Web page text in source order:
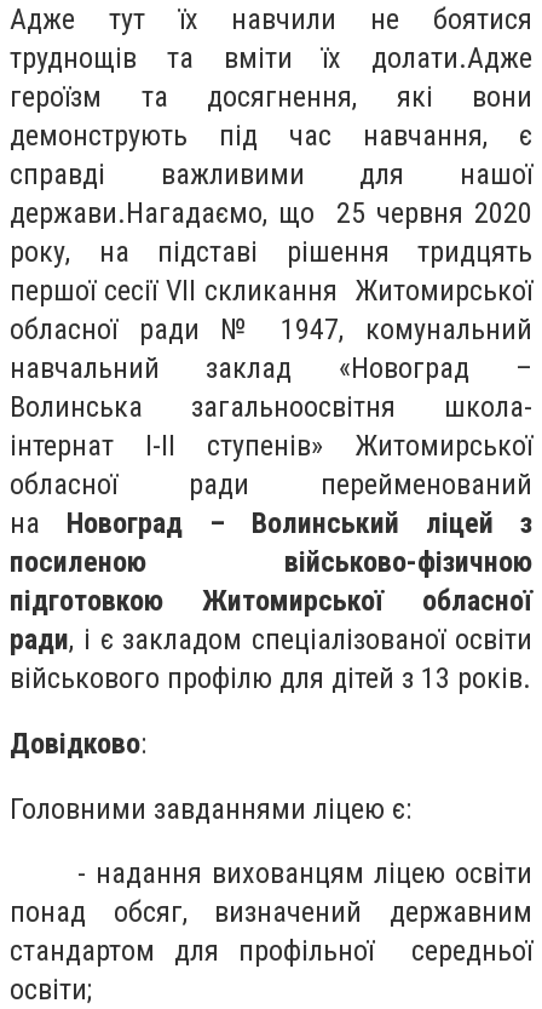
Адже тут їх навчили не боятися
труднощів та вміти їх долати.Адже
героїзм та досягнення, які вони
демонструють під час навчання, є
справді важливими для нашої
держави.Нагадаємо, що 25 червня 2020
року, на підставі рішення тридцять
першої сесії VІІ скликання Житомирської
обласної ради № 1947, комунальний
навчальний заклад «Новоград –
Волинська загальноосвітня школа-
інтернат І-ІІ ступенів» Житомирської
обласної ради перейменований
на Новоград – Волинський ліцей з
посиленою військово-фізичною
підготовкою Житомирської обласної
ради, і є закладом спеціалізованої освіти
військового профілю для дітей з 13 років.
Довідково:
Головними завданнями ліцею є:
- надання вихованцям ліцею освіти
понад обсяг, визначений державним
стандартом для профільної середньої
освіти;